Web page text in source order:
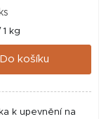
1 kg
Do košíku
k upevnění na